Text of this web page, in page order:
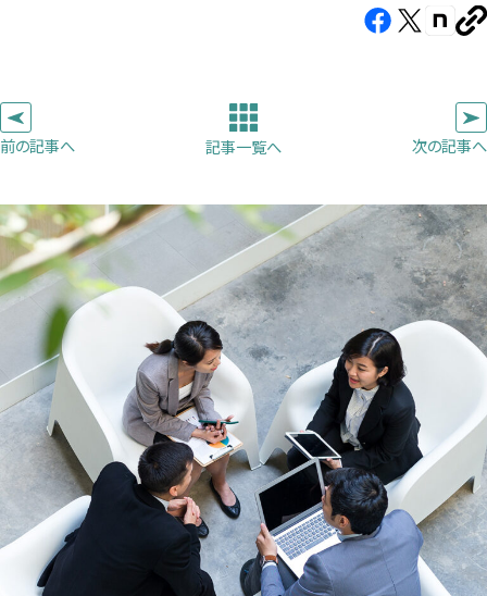
Facebook（新
き
ま
す）
X（新
き
ま
す）
note（新
で
き
ま
す）
ー
前の記事へ 記事一覧へ 次の記事へ